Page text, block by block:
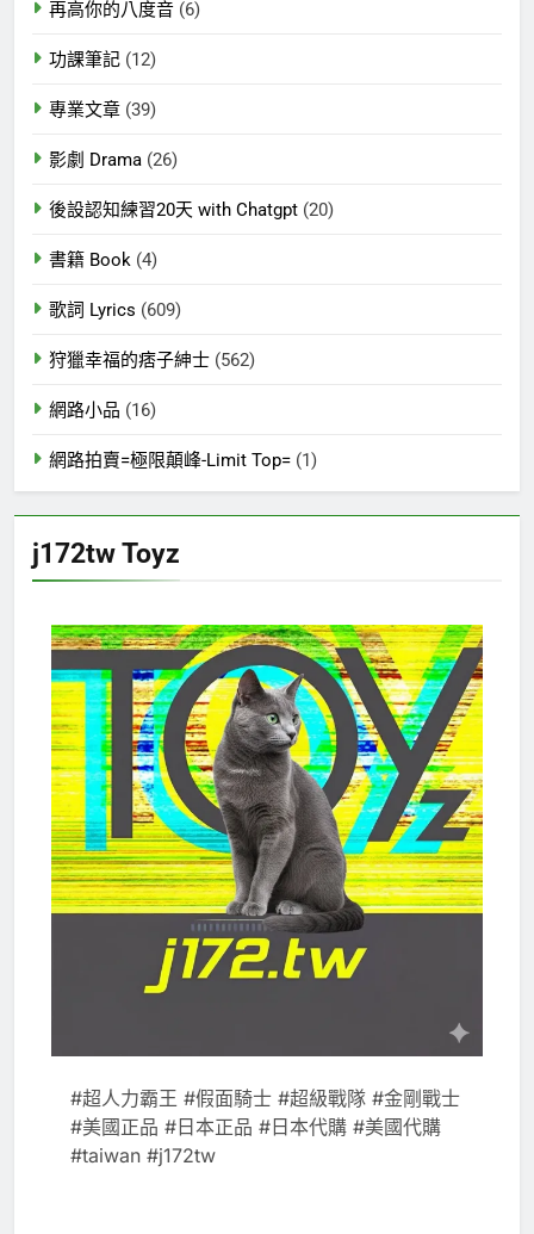
再高你的八度音 (6)
功課筆記 (12)
專業文章 (39)
影劇 Drama (26)
後設認知練習20天 with Chatgpt (20)
書籍 Book (4)
歌詞 Lyrics (609)
狩獵幸福的痞子紳士 (562)
網路小品 (16)
網路拍賣=極限顛峰-Limit Top= (1)
j172tw Toyz
#超人力霸王 #假面騎士 #超級戰隊 #金剛戰士
#美國正品 #日本正品 #日本代購 #美國代購
#taiwan #j172tw